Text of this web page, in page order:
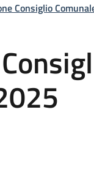
Consiglio